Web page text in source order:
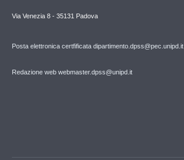
Via Venezia 8 - 35131 Padova
Posta elettronica certfificata dipartimento.dpss@pec.unipd.it
Redazione web webmaster.dpss@unipd.it